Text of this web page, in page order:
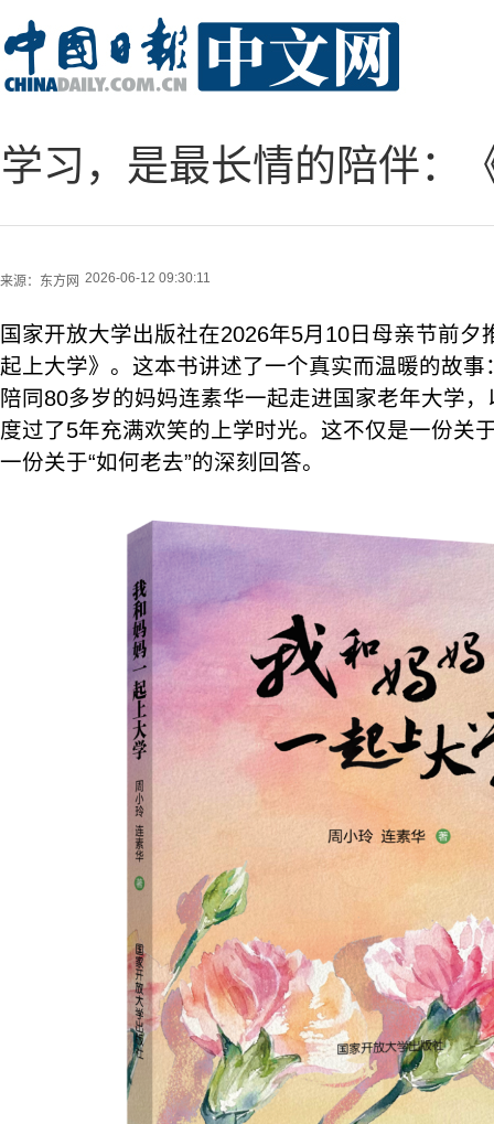
学习，是最长情的陪伴：
来源： 东方网 2026-06-12 09:30:11
国家开放大学出版社在2026年5月10日母亲节前夕
起上大学》。这本书讲述了一个真实而温暖的故
陪同80多岁的妈妈连素华一起走进国家老年大学，
度过了5年充满欢笑的上学时光。这不仅是一份关
一份关于“如何老去”的深刻回答。